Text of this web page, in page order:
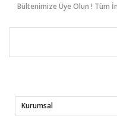
Bültenimize Üye Olun ! Tüm
Kurumsal